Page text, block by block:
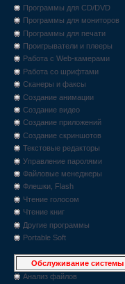
Программы для CD/DVD
Программы для мониторов
Программы для печати
Проигрыватели и плееры
Работа с Web-камерами
Работа со шрифтами
Сканеры и факсы
Создание анимации
Создание видео
Создание приложений
Создание скриншотов
Текстовые редакторы
Управление паролями
Файловые менеджеры
Флешки, Flash
Чтение голосом
Чтение книг
Другие программы
Portable Soft
Обслуживание системы
Анализ файлов